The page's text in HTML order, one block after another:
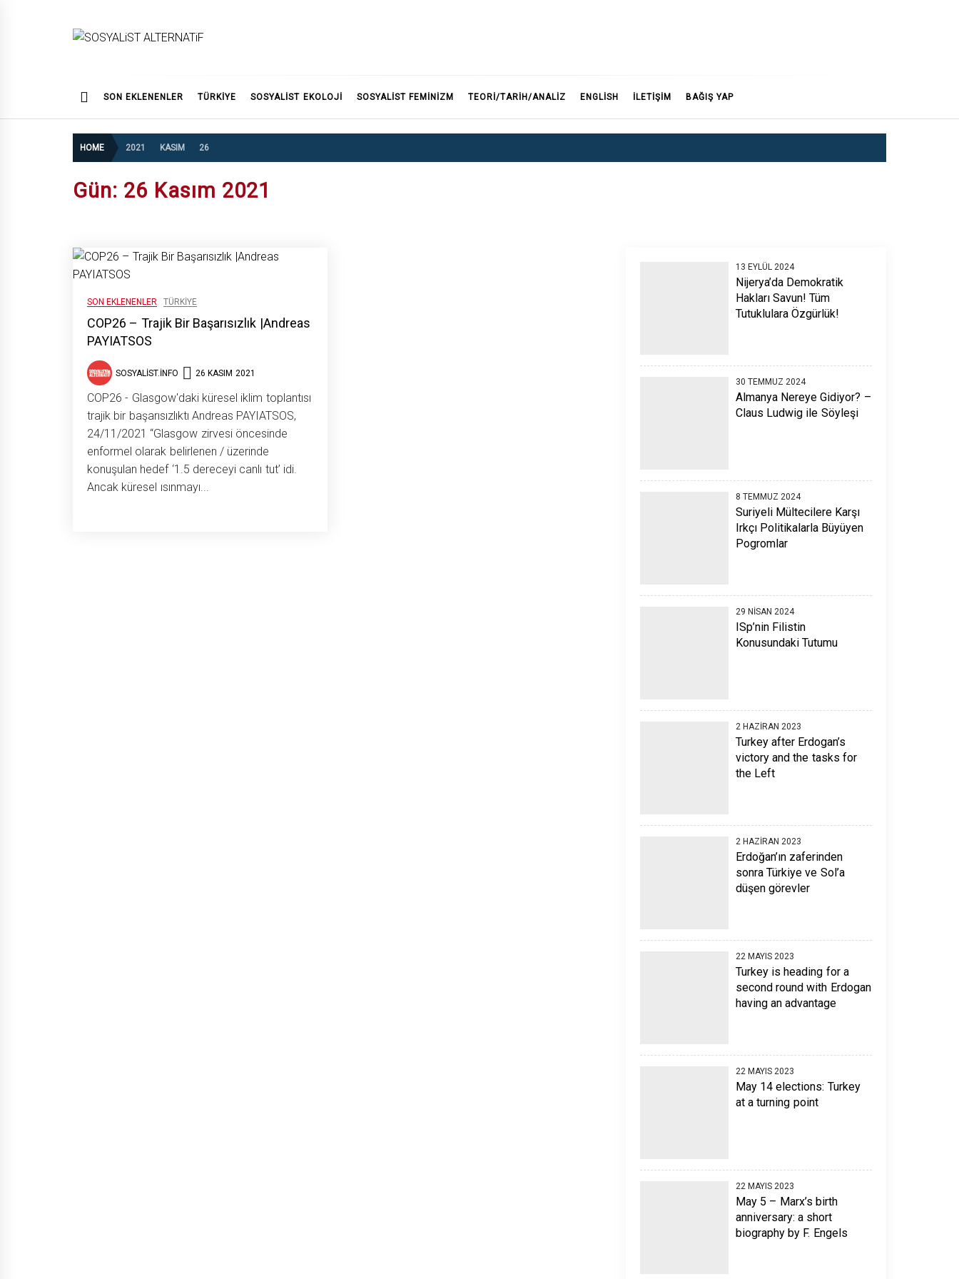
SON EKLENENLER TÜRKİYE SOSYALIST EKOLOJI SOSYALIST FEMINIZM TEORI/TARIH/ANALIZ ENGLISH İLETİŞİM BAĞIŞ YAP
HOME 2021 KASIM 26
Gün: 26 Kasım 2021
SON EKLENENLER TÜRKIYE
COP26 – Trajik Bir Başarısızlık |Andreas
PAYIATSOS
SOSYALIST.INFO 26 KASIM 2021
COP26 - Glasgow'daki küresel iklim toplantısı
trajik bir başarısızlıktı Andreas PAYIATSOS,
24/11/2021 “Glasgow zirvesi öncesinde
enformel olarak belirlenen / üzerinde
konuşulan hedef ‘1.5 dereceyi canlı tut’ idi.
Ancak küresel ısınmayı...
13 EYLÜL 2024
Nijerya’da Demokratik
Hakları Savun! Tüm
Tutuklulara Özgürlük!
30 TEMMUZ 2024
Almanya Nereye Gidiyor? –
Claus Ludwig ile Söyleşi
8 TEMMUZ 2024
Suriyeli Mültecilere Karşı
Irkçı Politikalarla Büyüyen
Pogromlar
29 NISAN 2024
ISp’nin Filistin
Konusundaki Tutumu
2 HAZIRAN 2023
Turkey after Erdogan’s
victory and the tasks for
the Left
2 HAZIRAN 2023
Erdoğan’ın zaferinden
sonra Türkiye ve Sol’a
düşen görevler
22 MAYIS 2023
Turkey is heading for a
second round with Erdogan
having an advantage
22 MAYIS 2023
May 14 elections: Turkey
at a turning point
22 MAYIS 2023
May 5 – Marx’s birth
anniversary: a short
biography by F. Engels